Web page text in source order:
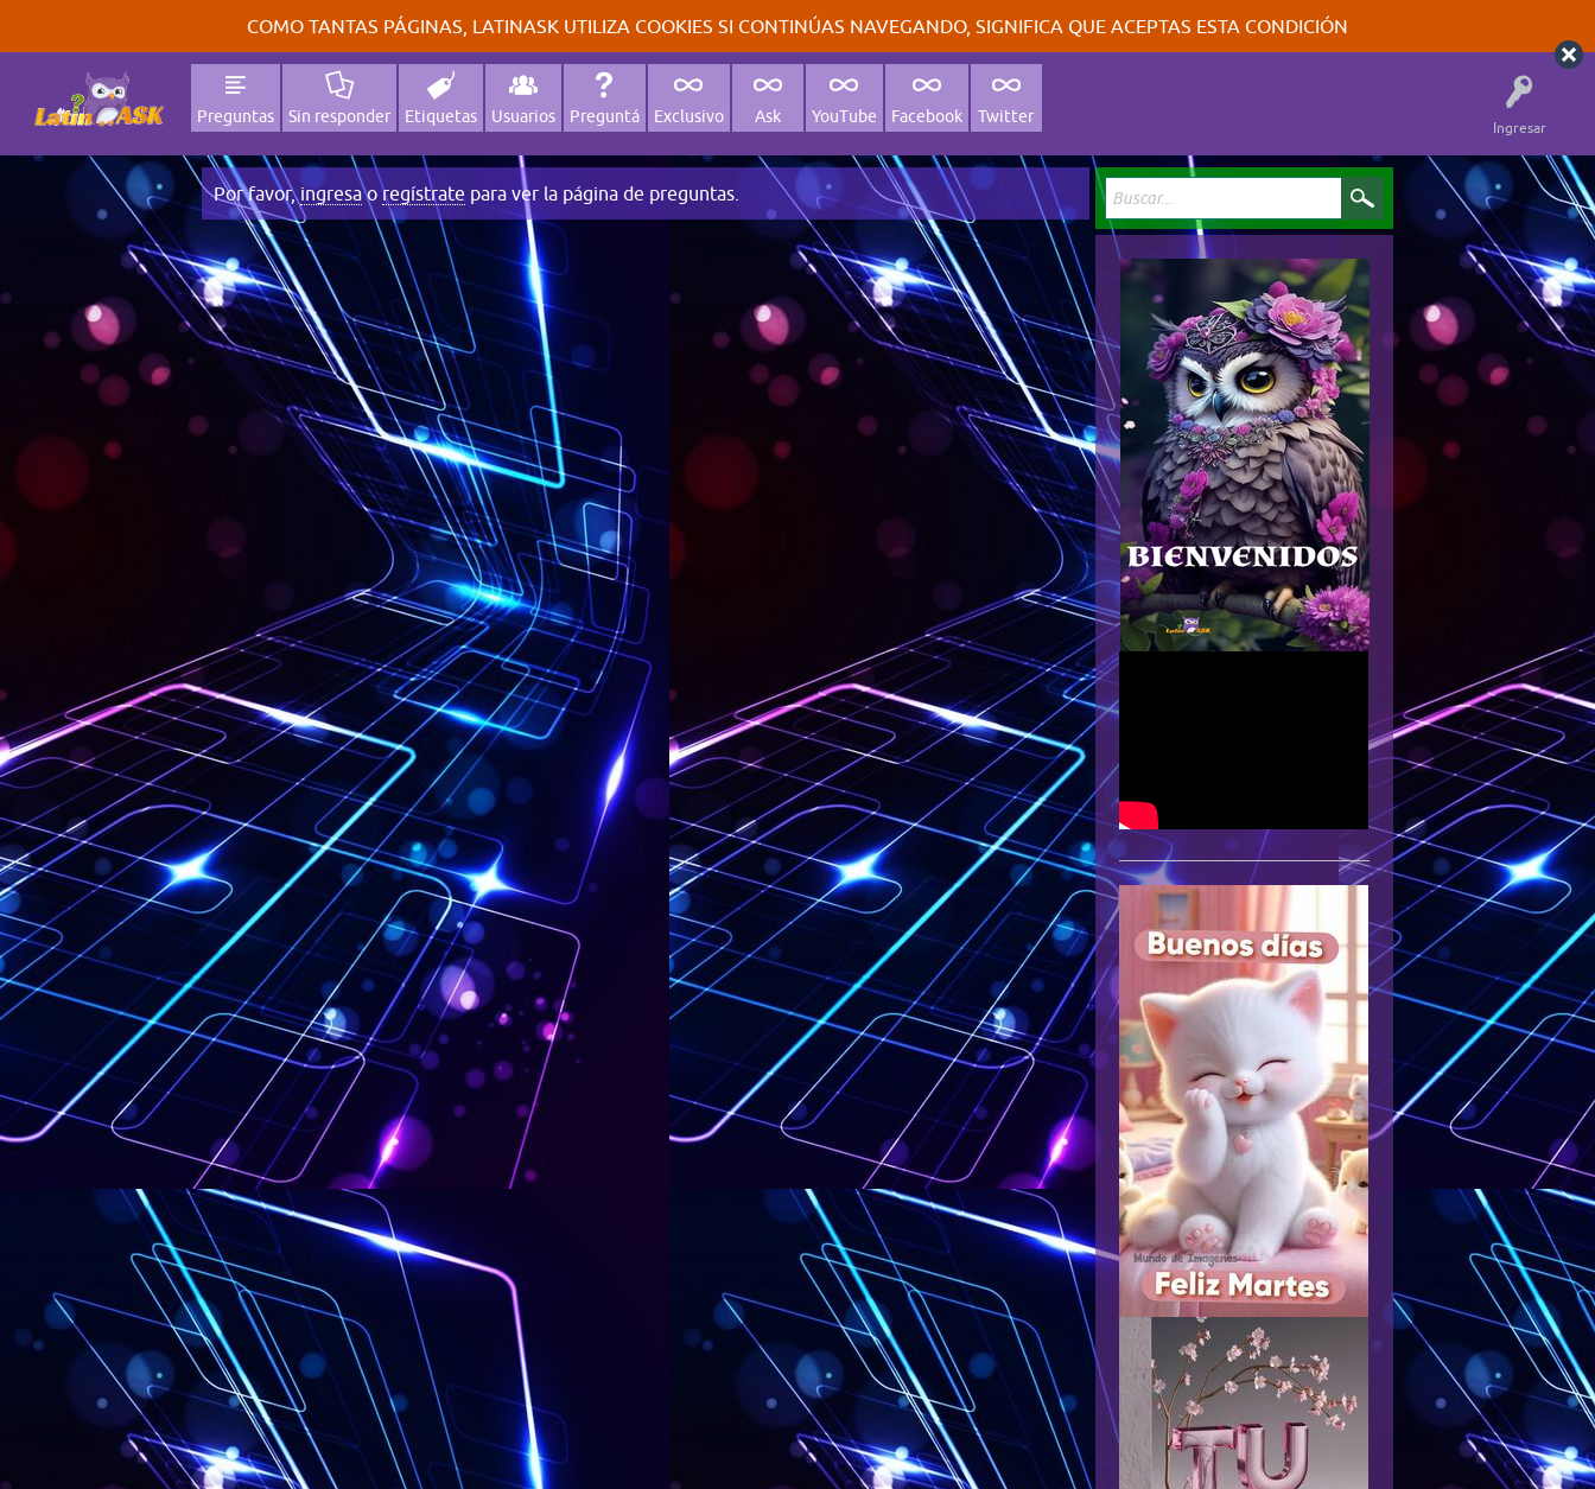
COMO TANTAS PÁGINAS, LATINASK UTILIZA COOKIES SI CONTINÚAS NAVEGANDO, SIGNIFICA QUE ACEPTAS ESTA CONDICIÓN
Ingresar
Preguntas Sin responder Etiquetas Usuarios Preguntá Exclusivo Ask YouTube Facebook Twitter
Por favor,ingresaoregístrate para ver la página de preguntas.